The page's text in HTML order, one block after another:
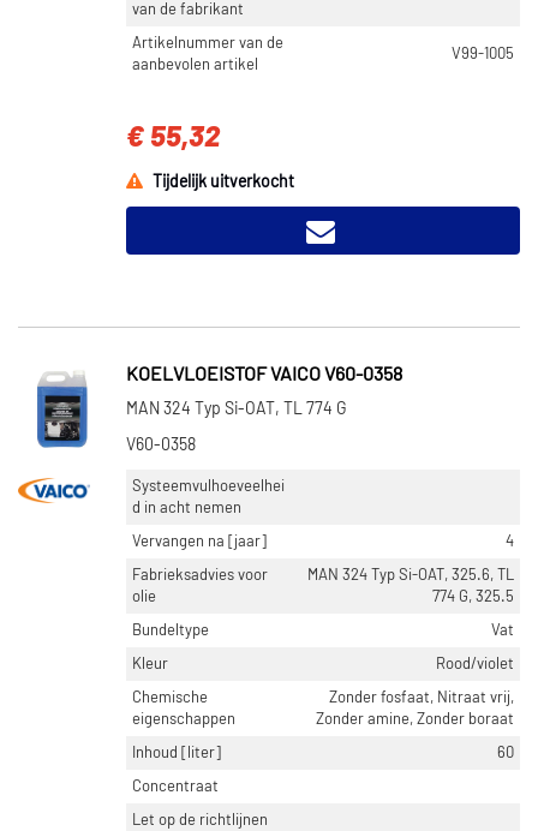
van de fabrikant
Artikelnummer van de
aanbevolen artikel
V99-1005
€ 55,32
Tijdelijk uitverkocht
KOELVLOEISTOF VAICO V60-0358
MAN 324 Typ Si-OAT, TL 774 G
V60-0358
Systeemvulhoeveelhei
d in acht nemen
Vervangen na [jaar]
4
Fabrieksadvies voor
olie
MAN 324 Typ Si-OAT, 325.6, TL
774 G, 325.5
Bundeltype
Vat
Kleur
Rood/violet
Chemische
eigenschappen
Zonder fosfaat, Nitraat vrij,
Zonder amine, Zonder boraat
Inhoud [liter]
60
Concentraat
Let op de richtlijnen